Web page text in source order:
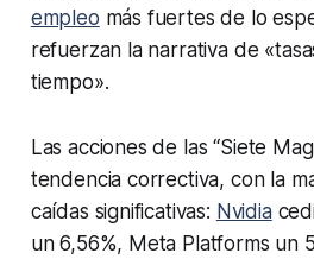
empleo más fuertes de lo
refuerzan la narrativa de
tiempo».
Las acciones de las “Siete
tendencia correctiva, con la
caídas significativas: Nvidia
un 6,56%, Meta Platforms un